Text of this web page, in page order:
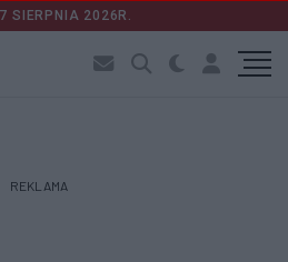
SIERPNIA 2026R.
REKLAMA